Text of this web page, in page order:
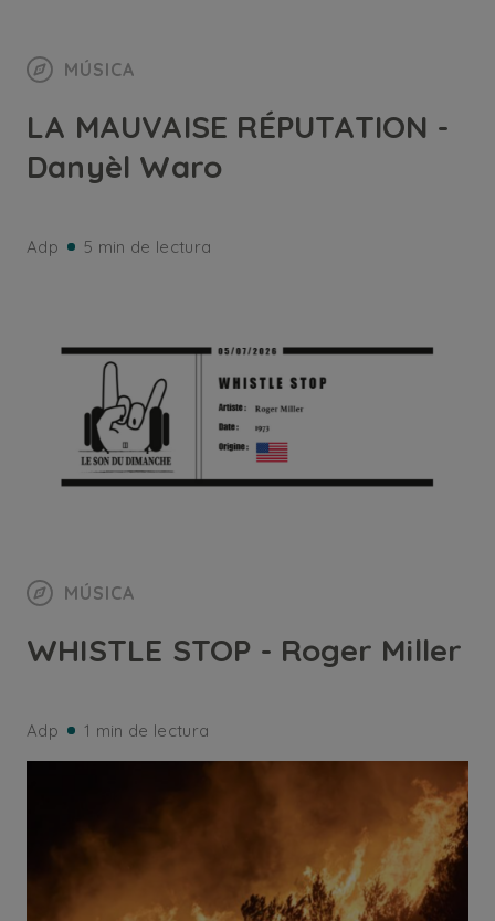
MÚSICA
LA MAUVAISE RÉPUTATION -
Danyèl Waro
Adp 5 min de lectura
MÚSICA
WHISTLE STOP - Roger Miller
Adp 1 min de lectura